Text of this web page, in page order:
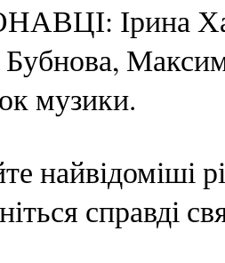
Ірина
музики.
найвідоміші
справді